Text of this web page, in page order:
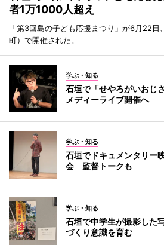
者1万1000人超え
「第3回島の子ども応援まつり」が6月22
町）で開催された。
学ぶ・知る
石垣で「せやろがいおじ
メディーライブ開催へ
学ぶ・知る
石垣でドキュメンタリー
会 監督トークも
学ぶ・知る
石垣で中学生が撮影した
づくり意識を育む